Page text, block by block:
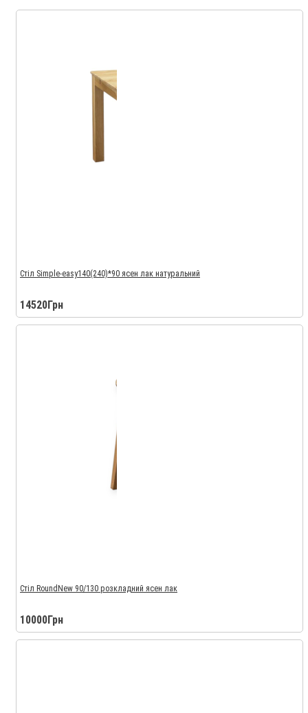
Стіл Simple-easy140(240)*90 ясен лак натуральний
14520Грн
Стіл RoundNew 90/130 розкладний ясен лак
10000Грн